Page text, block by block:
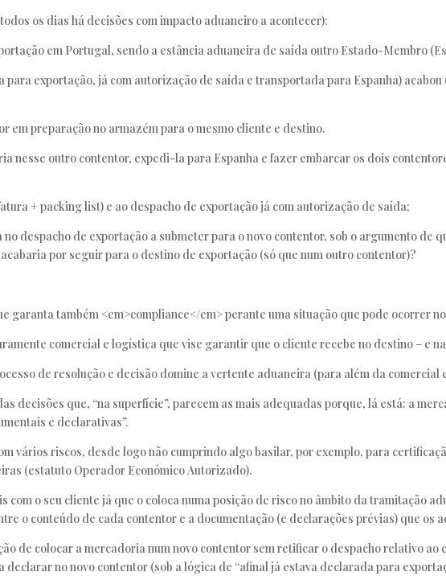
os dias há decisões com impacto aduaneiro a acontecer):
em Portugal, sendo a estância aduaneira de saída outro Estado-Membro
exportação, já com autorização de saída e transportada para Espanha)
em preparação no armazém para o mesmo cliente e destino.
nesse outro contentor, expedi-la para Espanha e fazer embarcar os dois
+ packing list) e ao despacho de exportação já com autorização de saída;
despacho de exportação a submeter para o novo contentor, sob o argumento de
por seguir para o destino de exportação (só que num outro contentor)?
garanta também <em>compliance</em> perante uma situação que pode ocorrer
comercial e logística que vise garantir que o cliente recebe no destino – e
de resolução e decisão domine a vertente aduaneira (para além da comercial
decisões que, “na superfície”, parecem as mais adequadas porque, lá está: a
e declarativas”.
vários riscos, desde logo não cumprindo algo basilar, por exemplo, para
(estatuto Operador Económico Autorizado).
com o seu cliente já que o coloca numa posição de risco no âmbito da tramitação
o conteúdo de cada contentor e a documentação (e declarações prévias) que os
de colocar a mercadoria num novo contentor sem retificar o despacho relativo
declarar no novo contentor (sob a lógica de “afinal já estava declarada para